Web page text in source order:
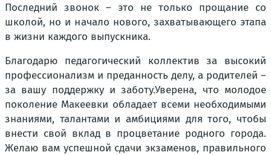
Последний звонок – это не только прощание со
школой, но и начало нового, захватывающего этапа
в жизни каждого выпускника.
Благодарю педагогический коллектив за высокий
профессионализм и преданность делу, а родителей –
за вашу поддержку и заботу.Уверена, что молодое
поколение Макеевки обладает всеми необходимыми
знаниями, талантами и амбициями для того, чтобы
внести свой вклад в процветание родного города.
Желаю вам успешной сдачи экзаменов, правильного